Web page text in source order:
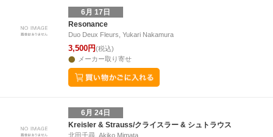
6月 17日
Resonance
Duo Deux Fleurs, Yukari Nakamura
3,500円(税込)
メーカー取り寄せ
6月 24日
Kreisler & Strauss/クライスラー & シュトラウス
北田千尋, Akiko Mimata